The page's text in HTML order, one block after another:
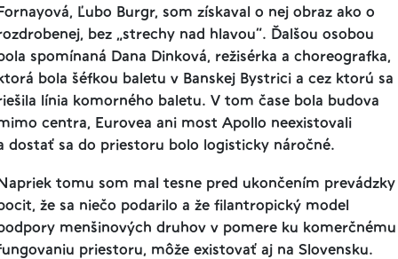
Ľubo Burgr, som získaval o nej obraz ako o
bez „strechy nad hlavou”. Ďalšou osobou
spomínaná Dana Dinková, režisérka a choreografka,
bola šéfkou baletu v Banskej Bystrici a cez ktorú sa
línia komorného baletu. V tom čase bola budova
centra, Eurovea ani most Apollo neexistovali
dostať sa do priestoru bolo logisticky náročné.
tomu som mal tesne pred ukončením prevádzky
že sa niečo podarilo a že filantropický model
menšinových druhov v pomere ku komerčnému
priestoru, môže existovať aj na Slovensku.